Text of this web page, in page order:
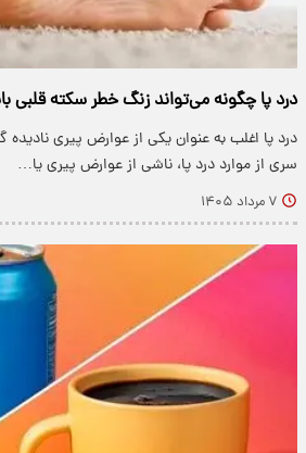
درد پا چگونه می‌تواند زنگ خطر سکته قلبی
درد پا اغلب به عنوان یکی از عوارض پیری
سری از موارد درد پا، ناشی از عوارض پیری یا…
۷ مرداد ۱۴۰۵